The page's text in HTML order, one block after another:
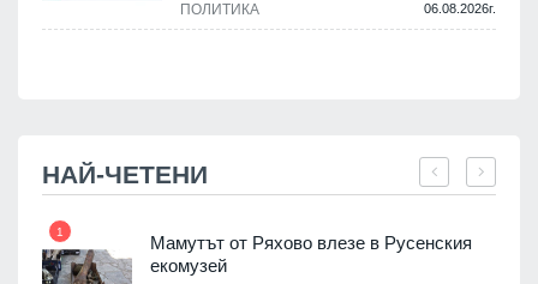
ПОЛИТИКА 06.08.2026г.
НАЙ-ЧЕТЕНИ
1
Мамутът от Ряхово влезе в Русенския
екомузей